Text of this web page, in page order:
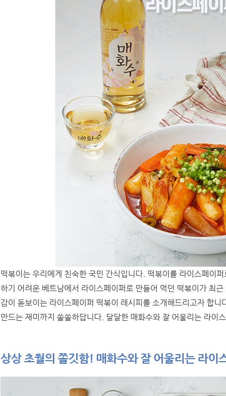
떡볶이는 우리에게 친숙한 국민 간식입니다. 떡볶이를 라이스페이
하기 어려운 베트남에서 라이스페이퍼로 만들어 먹던 떡볶이가 최
감이 돋보이는 라이스페이퍼 떡볶이 레시피를 소개해드리고자 합
만드는 재미까지 쏠쏠하답니다. 달달한 매화수와 잘 어울리는 라이
상상 초월의 쫄깃함! 매화수와 잘 어울리는 라이